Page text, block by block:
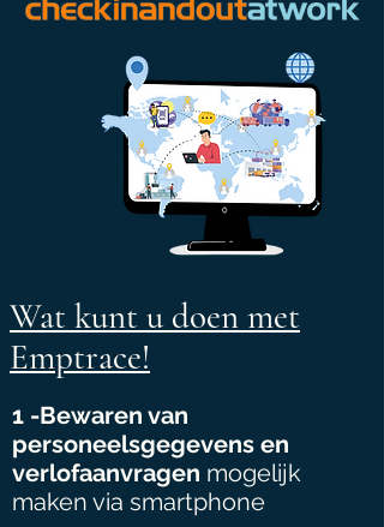
Wat kunt u doen met
Emptrace!
1 -Bewaren van
personeelsgegevens en
verlofaanvragen mogelijk
maken via smartphone